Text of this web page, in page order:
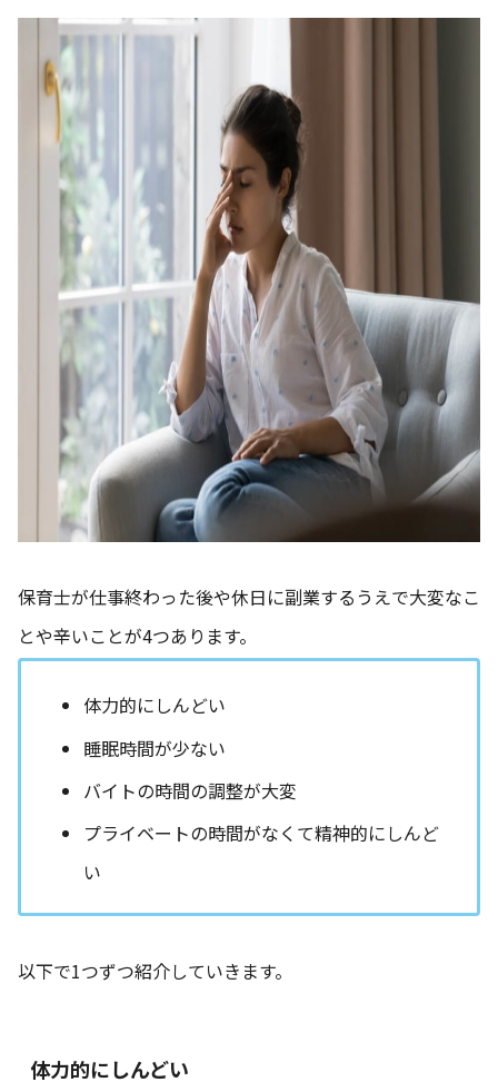
保育士が仕事終わった後や休日に副業するうえで大変なこ
とや辛いことが4つあります。
体力的にしんどい
睡眠時間が少ない
バイトの時間の調整が大変
プライベートの時間がなくて精神的にしんど
い
以下で1つずつ紹介していきます。
体力的にしんどい